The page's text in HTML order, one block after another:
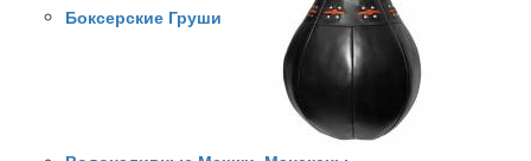
Боксерские Груши